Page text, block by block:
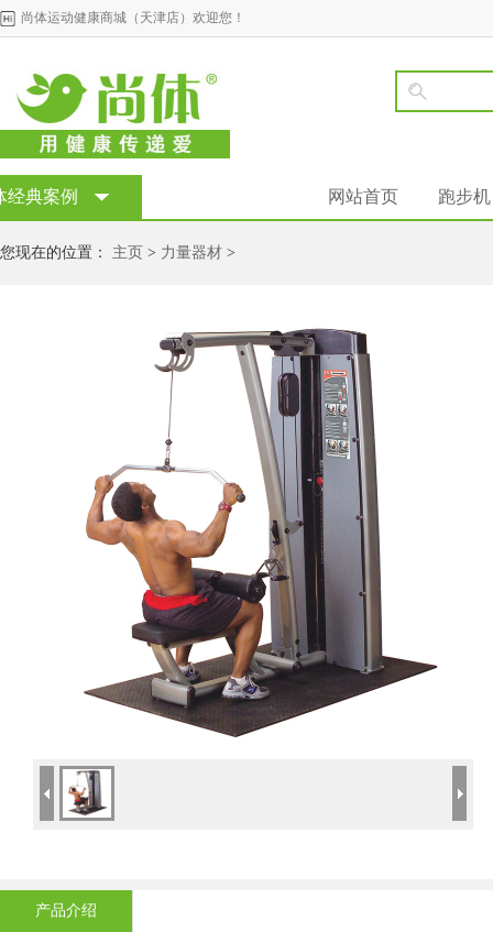
尚体运动健康商城（天津店）欢迎您！
网站首页 跑步机
经典案例
您现在的位置： 主页 > 力量器材 >
产品介绍